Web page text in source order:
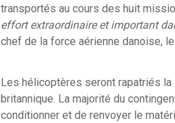
transportés au cours des huit
effort extraordinaire et important
chef de la force aérienne danoise,
Les hélicoptères seront rapatriés la
britannique. La majorité du
conditionner et de renvoyer le